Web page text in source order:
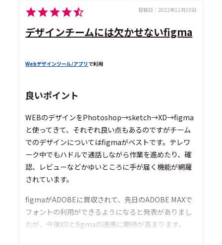
投稿日： 2022年11月10日
デザインチームには欠かせないfigma
Webデザインツール/アプリ で利用
良いポイント
WEBのデザインをPhotoshop→sketch→XD→figma
と使ってきて、それぞれ良い点もあるのですがチーム
でのデザインについてはfigmaがベストです。テレワ
ーク中でもハドルで通話しながら作業を進めたり、確
認、レビューなどかゆいところに手が届く機能が網羅
されています。
figmaがADOBEに買収されて、先日のADOBE MAXで
フォントの利用ができるようになると発表がありまし
たが、今後XDとfigmaの連携に期待が高まります。